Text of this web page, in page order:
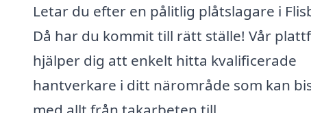
Letar du efter en pålitlig plåtslagare i
Då har du kommit till rätt ställe! Vår
hjälper dig att enkelt hitta kvalificerade
hantverkare i ditt närområde som kan